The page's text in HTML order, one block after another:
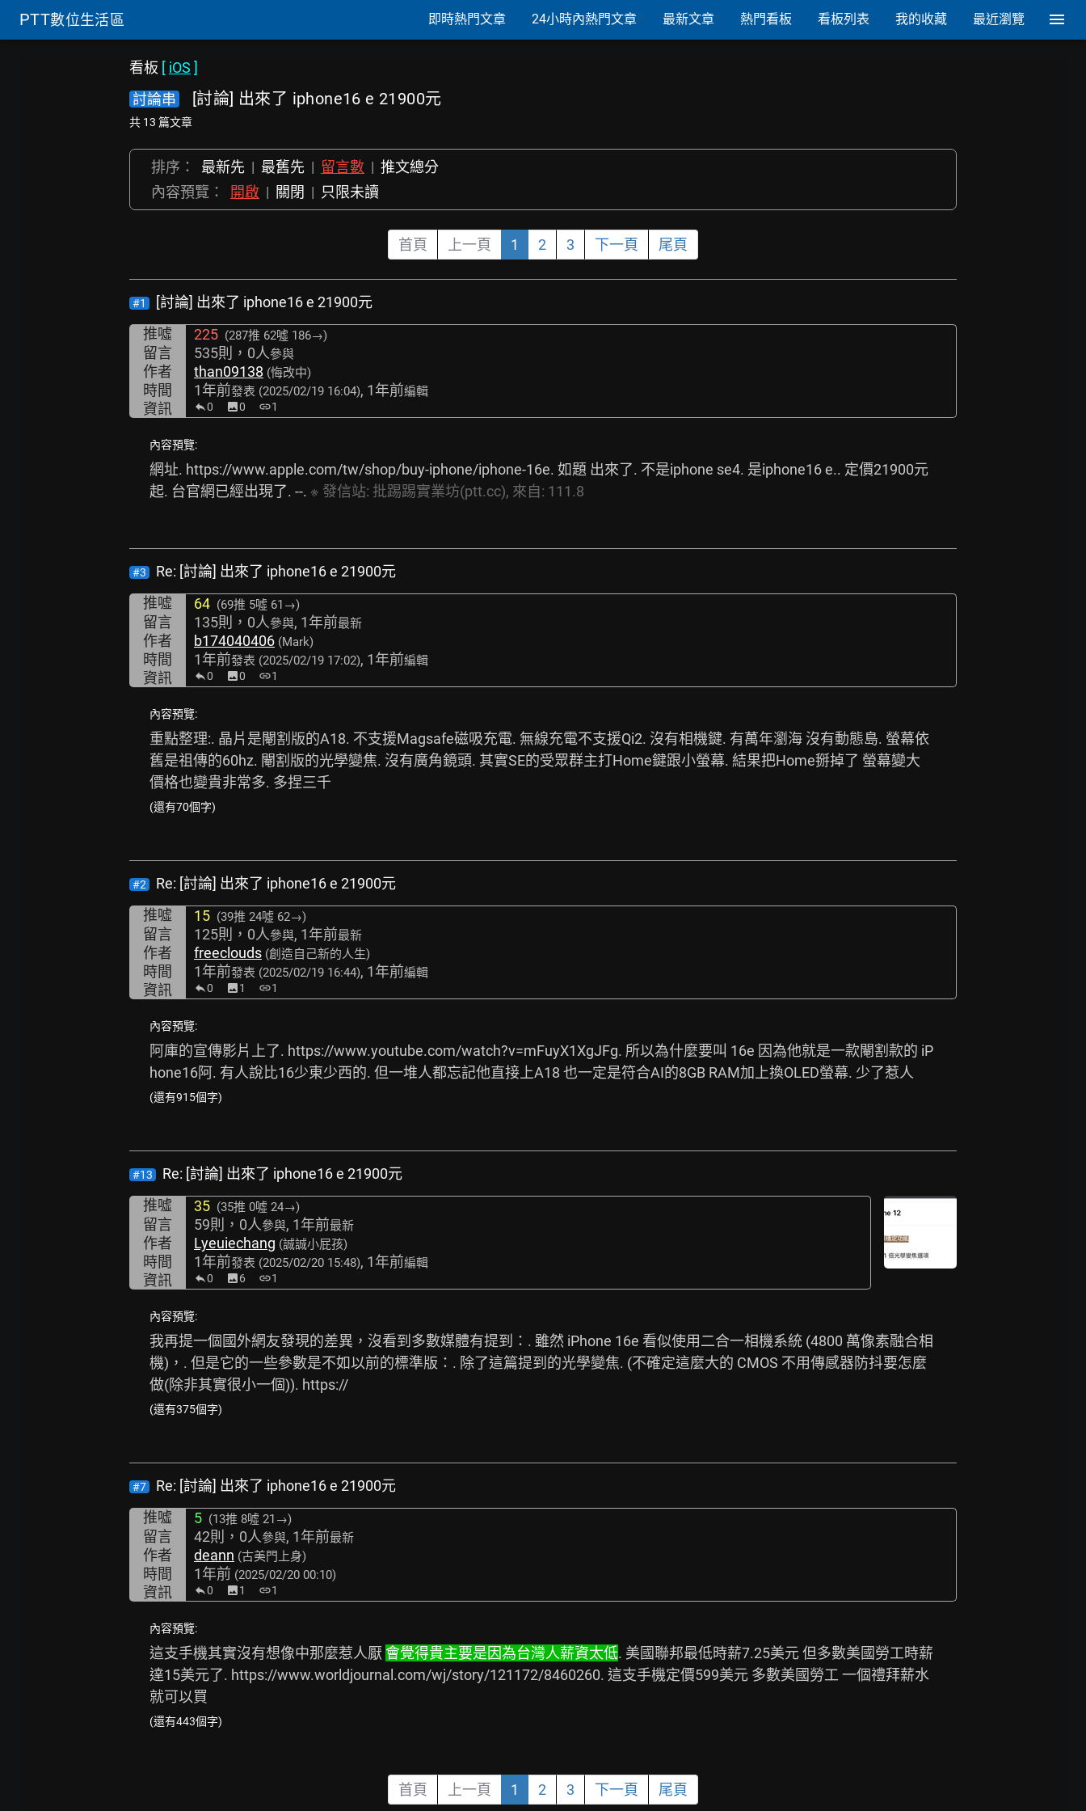
PTT數位生活區 即時熱門文章 24小時內熱門文章 最新文章 熱門看板 看板列表 我的收藏 最近瀏覽
看板 [ iOS ]
討論串
[討論] 出來了 iphone16 e 21900元
共 13 篇文章
排序： 最新先 | 最舊先 | 留言數 | 推文總分
內容預覽：
開啟 | 關閉 | 只限未讀
首頁 上一頁 1 2 3 下一頁 尾頁
#1
[討論] 出來了 iphone16 e 21900元
推噓
225 (287推 62噓 186→)
留言 535則，0人參與
作者 than09138 (悔改中)
時間 1年前發表 (2025/02/19 16:04), 1年前編輯
資訊 0 image0 link1
內容預覽:
網址. https://www.apple.com/tw/shop/buy-iphone/iphone-16e. 如題 出來了. 不是iphone se4. 是iphone16 e.. 定價21900元
起. 台官網已經出現了. --. ※ 發信站: 批踢踢實業坊(ptt.cc), 來自: 111.8
#3
Re: [討論] 出來了 iphone16 e 21900元
推噓
64 (69推 5噓 61→)
留言 135則，0人參與, 1年前最新
作者 b174040406 (Mark)
時間 1年前發表 (2025/02/19 17:02), 1年前編輯
資訊 0 image0 link1
內容預覽:
重點整理:. 晶片是閹割版的A18. 不支援Magsafe磁吸充電. 無線充電不支援Qi2. 沒有相機鍵. 有萬年瀏海 沒有動態島. 螢幕依
舊是祖傳的60hz. 閹割版的光學變焦. 沒有廣角鏡頭. 其實SE的受眾群主打Home鍵跟小螢幕. 結果把Home掰掉了 螢幕變大
價格也變貴非常多. 多捏三千
(還有70個字)
#2
Re: [討論] 出來了 iphone16 e 21900元
推噓
15 (39推 24噓 62→)
留言 125則，0人參與, 1年前最新
作者 freeclouds (創造自己新的人生)
時間 1年前發表 (2025/02/19 16:44), 1年前編輯
資訊 0 image1 link1
內容預覽:
阿庫的宣傳影片上了. https://www.youtube.com/watch?v=mFuyX1XgJFg. 所以為什麼要叫 16e 因為他就是一款閹割款的 iP
hone16阿. 有人說比16少東少西的. 但一堆人都忘記他直接上A18 也一定是符合AI的8GB RAM加上換OLED螢幕. 少了惹人
(還有915個字)
#13
Re: [討論] 出來了 iphone16 e 21900元
推噓
35 (35推 0噓 24→)
留言 59則，0人參與, 1年前最新
作者 Lyeuiechang (誠誠小屁孩)
時間 1年前發表 (2025/02/20 15:48), 1年前編輯
資訊 0 image6 link1
內容預覽:
我再提一個國外網友發現的差異，沒看到多數媒體有提到：. 雖然 iPhone 16e 看似使用二合一相機系統 (4800 萬像素融合相
機)，. 但是它的一些參數是不如以前的標準版：. 除了這篇提到的光學變焦. (不確定這麼大的 CMOS 不用傳感器防抖要怎麼
做(除非其實很小一個)). https://
(還有375個字)
#7
Re: [討論] 出來了 iphone16 e 21900元
推噓
5 (13推 8噓 21→)
留言 42則，0人參與, 1年前最新
作者 deann (古美門上身)
時間 1年前 (2025/02/20 00:10)
資訊 0 image1 link1
內容預覽:
這支手機其實沒有想像中那麼惹人厭 會覺得貴主要是因為台灣人薪資太低. 美國聯邦最低時薪7.25美元 但多數美國勞工時薪
達15美元了. https://www.worldjournal.com/wj/story/121172/8460260. 這支手機定價599美元 多數美國勞工 一個禮拜薪水
就可以買
(還有443個字)
首頁 上一頁 1 2 3 下一頁 尾頁